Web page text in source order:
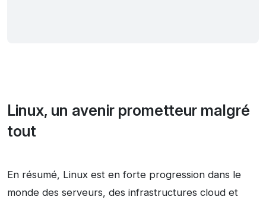
Linux, un avenir prometteur malgré
tout
En résumé, Linux est en forte progression dans le
monde des serveurs, des infrastructures cloud et